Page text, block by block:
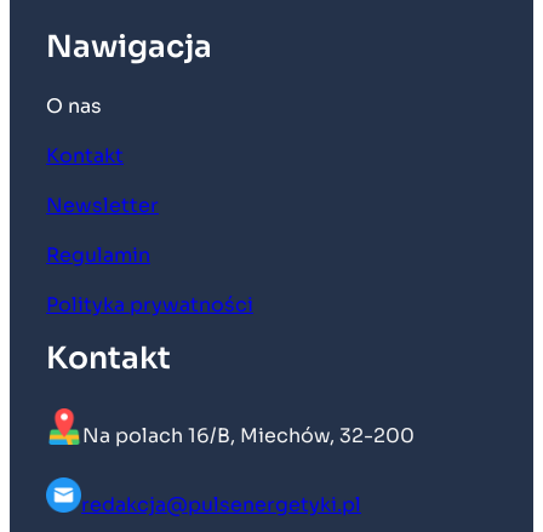
Nawigacja
O nas
Kontakt
Newsletter
Regulamin
Polityka prywatności
Kontakt
Na polach 16/B, Miechów, 32-200
redakcja@pulsenergetyki.pl